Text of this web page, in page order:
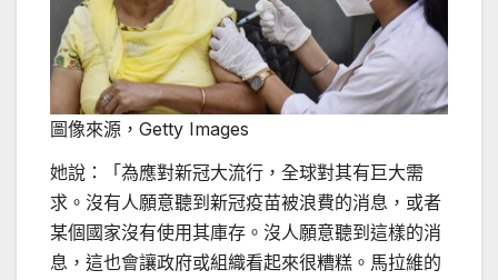
圖像來源， Getty Images
她說：「為應對新冠大流行，全球對其有巨大需
求。沒有人願意聽到新冠疫苗被浪費的消息，或者
某個國家沒有使用其庫存。沒人願意聽到這樣的消
息，這也會讓政府或組織看起來很糟糕。馬拉維的